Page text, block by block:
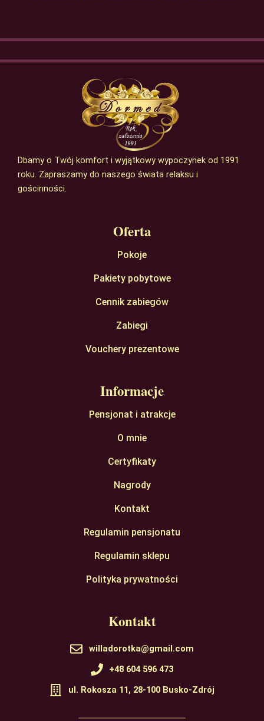
Dbamy o Twój komfort i wyjątkowy wypoczynek od 1991
roku. Zapraszamy do naszego świata relaksu i
gościnności.
Oferta
Pokoje
Pakiety pobytowe
Cennik zabiegów
Zabiegi
Vouchery prezentowe
Informacje
Pensjonat i atrakcje
O mnie
Certyfikaty
Nagrody
Kontakt
Regulamin pensjonatu
Regulamin sklepu
Polityka prywatności
Kontakt
willadorotka@gmail.com
+48 604 596 473
ul. Rokosza 11, 28-100 Busko-Zdrój